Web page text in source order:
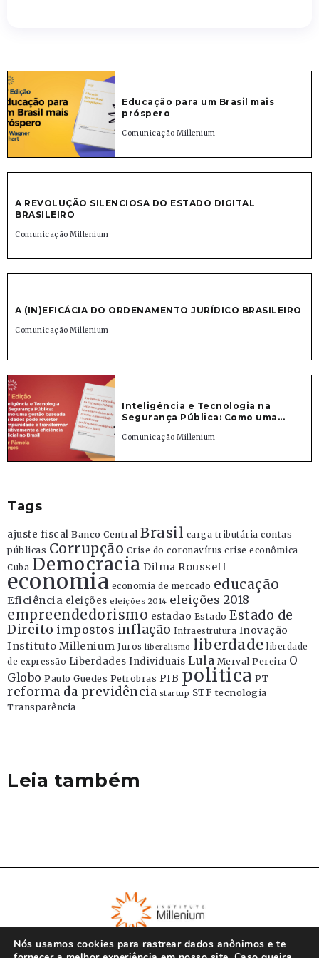
Educação para um Brasil mais
próspero
Comunicação Millenium
A REVOLUÇÃO SILENCIOSA DO ESTADO DIGITAL
BRASILEIRO
Comunicação Millenium
A (IN)EFICÁCIA DO ORDENAMENTO JURÍDICO BRASILEIRO
Comunicação Millenium
Inteligência e Tecnologia na
Segurança Pública: Como uma...
Comunicação Millenium
Tags
ajuste fiscal Banco Central Brasil carga tributária contas
públicas Corrupção Crise do coronavírus crise econômica
Cuba Democracia Dilma Rousseff
economia economia de mercado educação
Eficiência eleições eleições 2014 eleições 2018
empreendedorismo estadao Estado Estado de
Direito impostos inflação Infraestrutura Inovação
Instituto Millenium Juros liberalismo liberdade liberdade
de expressão Liberdades Individuais Lula Merval Pereira O
Globo Paulo Guedes Petrobras PIB politica PT
reforma da previdência startup STF tecnologia
Transparência
Leia também
Nós usamos cookies para rastrear dados anônimos e te